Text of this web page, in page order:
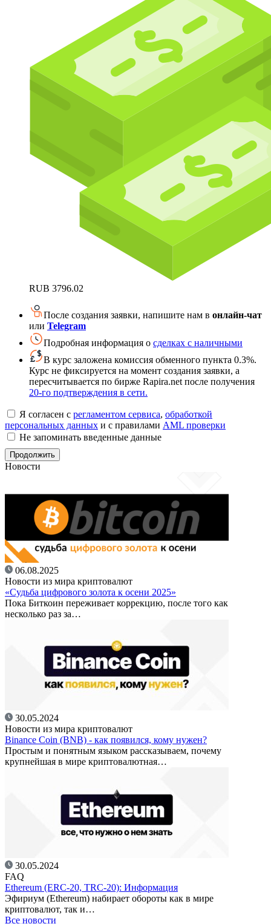
RUB 3796.02
После создания заявки, напишите нам в онлайн-чат
или Telegram
Подробная информация о сделках с наличными
В курс заложена комиссия обменного пункта 0.3%.
Курс не фиксируется на момент создания заявки, а
пересчитывается по бирже Rapira.net после получения
20-го подтверждения в сети.
Я согласен с регламентом сервиса, обработкой
персональных данных и с правилами AML проверки
Не запоминать введенные данные
Новости
06.08.2025
Новости из мира криптовалют
«Судьба цифрового золота к осени 2025»
Пока Биткоин переживает коррекцию, после того как
несколько раз за…
30.05.2024
Новости из мира криптовалют
Binance Coin (BNB) - как появился, кому нужен?
Простым и понятным языком рассказываем, почему
крупнейшая в мире криптовалютная…
30.05.2024
FAQ
Ethereum (ERC-20, TRC-20): Информация
Эфириум (Ethereum) набирает обороты как в мире
криптовалют, так и…
Все новости